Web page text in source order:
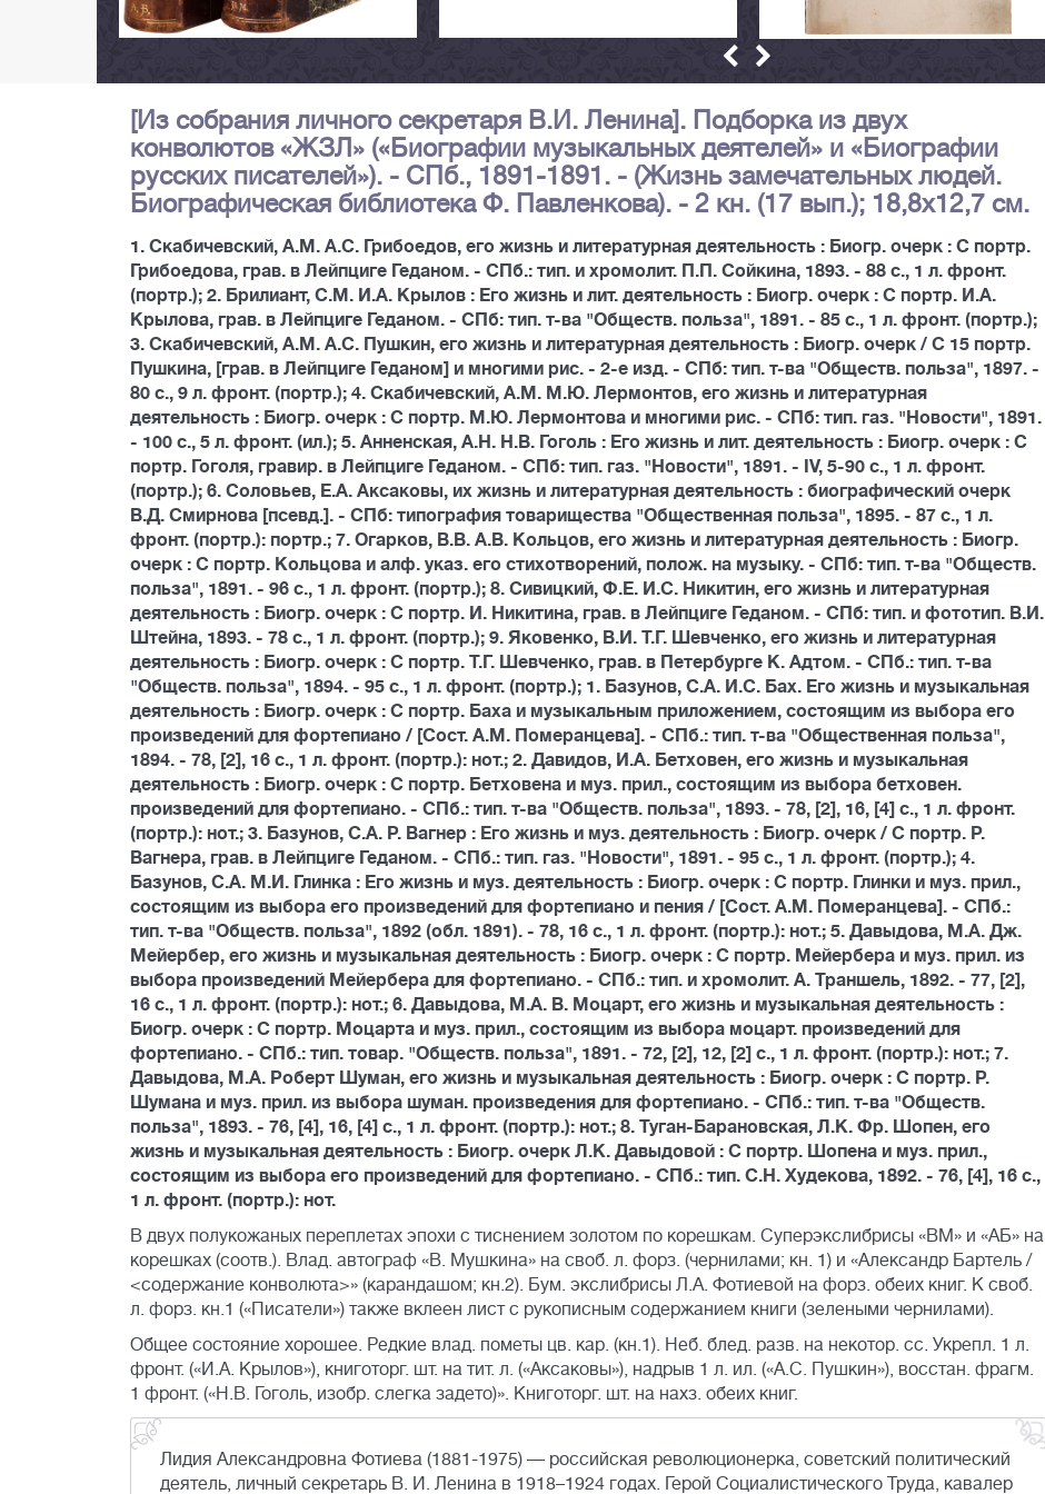
[Из собрания личного секретаря В.И. Ленина]. Подборка из двух
конволютов «ЖЗЛ» («Биографии музыкальных деятелей» и «Биографии
русских писателей»). - СПб., 1891-1891. - (Жизнь замечательных людей.
Биографическая библиотека Ф. Павленкова). - 2 кн. (17 вып.); 18,8х12,7 см.
1. Скабичевский, А.М. А.С. Грибоедов, его жизнь и литературная деятельность : Биогр. очерк : С портр.
Грибоедова, грав. в Лейпциге Геданом. - СПб.: тип. и хромолит. П.П. Сойкина, 1893. - 88 с., 1 л. фронт.
(портр.); 2. Брилиант, С.М. И.А. Крылов : Его жизнь и лит. деятельность : Биогр. очерк : С портр. И.А.
Крылова, грав. в Лейпциге Геданом. - СПб: тип. т-ва "Обществ. польза", 1891. - 85 с., 1 л. фронт. (портр.);
3. Скабичевский, А.М. А.С. Пушкин, его жизнь и литературная деятельность : Биогр. очерк / С 15 портр.
Пушкина, [грав. в Лейпциге Геданом] и многими рис. - 2-е изд. - СПб: тип. т-ва "Обществ. польза", 1897. -
80 с., 9 л. фронт. (портр.); 4. Скабичевский, А.М. М.Ю. Лермонтов, его жизнь и литературная
деятельность : Биогр. очерк : С портр. М.Ю. Лермонтова и многими рис. - СПб: тип. газ. "Новости", 1891.
- 100 с., 5 л. фронт. (ил.); 5. Анненская, А.Н. Н.В. Гоголь : Его жизнь и лит. деятельность : Биогр. очерк : С
портр. Гоголя, гравир. в Лейпциге Геданом. - СПб: тип. газ. "Новости", 1891. - IV, 5-90 с., 1 л. фронт.
(портр.); 6. Соловьев, Е.А. Аксаковы, их жизнь и литературная деятельность : биографический очерк
В.Д. Смирнова [псевд.]. - СПб: типография товарищества "Общественная польза", 1895. - 87 с., 1 л.
фронт. (портр.): портр.; 7. Огарков, В.В. А.В. Кольцов, его жизнь и литературная деятельность : Биогр.
очерк : С портр. Кольцова и алф. указ. его стихотворений, полож. на музыку. - СПб: тип. т-ва "Обществ.
польза", 1891. - 96 с., 1 л. фронт. (портр.); 8. Сивицкий, Ф.Е. И.С. Никитин, его жизнь и литературная
деятельность : Биогр. очерк : С портр. И. Никитина, грав. в Лейпциге Геданом. - СПб: тип. и фототип. В.И.
Штейна, 1893. - 78 с., 1 л. фронт. (портр.); 9. Яковенко, В.И. Т.Г. Шевченко, его жизнь и литературная
деятельность : Биогр. очерк : С портр. Т.Г. Шевченко, грав. в Петербурге К. Адтом. - СПб.: тип. т-ва
"Обществ. польза", 1894. - 95 с., 1 л. фронт. (портр.); 1. Базунов, С.А. И.С. Бах. Его жизнь и музыкальная
деятельность : Биогр. очерк : С портр. Баха и музыкальным приложением, состоящим из выбора его
произведений для фортепиано / [Сост. А.М. Померанцева]. - СПб.: тип. т-ва "Общественная польза",
1894. - 78, [2], 16 с., 1 л. фронт. (портр.): нот.; 2. Давидов, И.А. Бетховен, его жизнь и музыкальная
деятельность : Биогр. очерк : С портр. Бетховена и муз. прил., состоящим из выбора бетховен.
произведений для фортепиано. - СПб.: тип. т-ва "Обществ. польза", 1893. - 78, [2], 16, [4] с., 1 л. фронт.
(портр.): нот.; 3. Базунов, С.А. Р. Вагнер : Его жизнь и муз. деятельность : Биогр. очерк / С портр. Р.
Вагнера, грав. в Лейпциге Геданом. - СПб.: тип. газ. "Новости", 1891. - 95 с., 1 л. фронт. (портр.); 4.
Базунов, С.А. М.И. Глинка : Его жизнь и муз. деятельность : Биогр. очерк : С портр. Глинки и муз. прил.,
состоящим из выбора его произведений для фортепиано и пения / [Сост. А.М. Померанцева]. - СПб.:
тип. т-ва "Обществ. польза", 1892 (обл. 1891). - 78, 16 с., 1 л. фронт. (портр.): нот.; 5. Давыдова, М.А. Дж.
Мейербер, его жизнь и музыкальная деятельность : Биогр. очерк : С портр. Мейербера и муз. прил. из
выбора произведений Мейербера для фортепиано. - СПб.: тип. и хромолит. А. Траншель, 1892. - 77, [2],
16 с., 1 л. фронт. (портр.): нот.; 6. Давыдова, М.А. В. Моцарт, его жизнь и музыкальная деятельность :
Биогр. очерк : С портр. Моцарта и муз. прил., состоящим из выбора моцарт. произведений для
фортепиано. - СПб.: тип. товар. "Обществ. польза", 1891. - 72, [2], 12, [2] с., 1 л. фронт. (портр.): нот.; 7.
Давыдова, М.А. Роберт Шуман, его жизнь и музыкальная деятельность : Биогр. очерк : С портр. Р.
Шумана и муз. прил. из выбора шуман. произведения для фортепиано. - СПб.: тип. т-ва "Обществ.
польза", 1893. - 76, [4], 16, [4] с., 1 л. фронт. (портр.): нот.; 8. Туган-Барановская, Л.К. Фр. Шопен, его
жизнь и музыкальная деятельность : Биогр. очерк Л.К. Давыдовой : С портр. Шопена и муз. прил.,
состоящим из выбора его произведений для фортепиано. - СПб.: тип. С.Н. Худекова, 1892. - 76, [4], 16 с.,
1 л. фронт. (портр.): нот.
В двух полукожаных переплетах эпохи с тиснением золотом по корешкам. Суперэкслибрисы «ВМ» и «АБ» на
корешках (соотв.). Влад. автограф «В. Мушкина» на своб. л. форз. (чернилами; кн. 1) и «Александр Бартель /
<содержание конволюта>» (карандашом; кн.2). Бум. экслибрисы Л.А. Фотиевой на форз. обеих книг. К своб.
л. форз. кн.1 («Писатели») также вклеен лист с рукописным содержанием книги (зелеными чернилами).
Общее состояние хорошее. Редкие влад. пометы цв. кар. (кн.1). Неб. блед. разв. на некотор. сс. Укрепл. 1 л.
фронт. («И.А. Крылов»), книготорг. шт. на тит. л. («Аксаковы»), надрыв 1 л. ил. («А.С. Пушкин»), восстан. фрагм.
1 фронт. («Н.В. Гоголь, изобр. слегка задето)». Книготорг. шт. на нахз. обеих книг.
Лидия Александровна Фотиева (1881-1975) — российская революционерка, советский политический
деятель, личный секретарь В. И. Ленина в 1918–1924 годах. Герой Социалистического Труда, кавалер